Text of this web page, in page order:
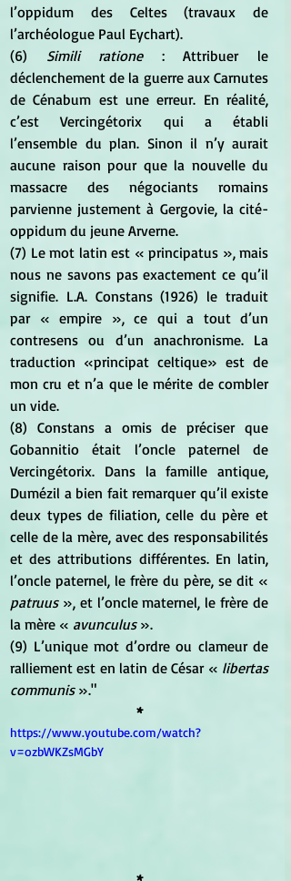
l’oppidum des Celtes (travaux de
l’archéologue Paul Eychart).
(6) Simili ratione : Attribuer le
déclenchement de la guerre aux Carnutes
de Cénabum est une erreur. En réalité,
c’est Vercingétorix qui a établi
l’ensemble du plan. Sinon il n’y aurait
aucune raison pour que la nouvelle du
massacre des négociants romains
parvienne justement à Gergovie, la cité-
oppidum du jeune Arverne.
(7) Le mot latin est «  principatus  », mais
nous ne savons pas exactement ce qu’il
signifie. L.A. Constans (1926) le traduit
par « empire  », ce qui a tout d’un
contresens ou d’un anachronisme. La
traduction « principat celtique » est de
mon cru et n’a que le mérite de combler
un vide.
(8) Constans a omis de préciser que
Gobannitio était l’oncle paternel de
Vercingétorix. Dans la famille antique,
Dumézil a bien fait remarquer qu’il existe
deux types de filiation, celle du père et
celle de la mère, avec des responsabilités
et des attributions différentes. En latin,
patruus », et l’oncle maternel, le frère de
la mère « avunculus ».
(9) L’unique mot d’ordre ou clameur de
ralliement est en latin de César « libertas
communis »."
*
https://www.youtube.com/watch?
v=ozbWKZsMGbY